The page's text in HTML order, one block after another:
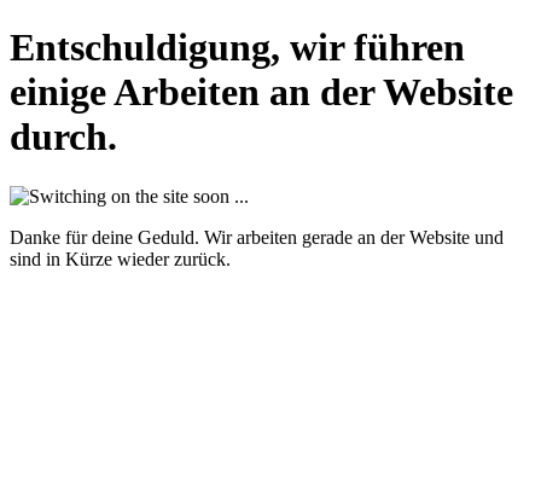
Entschuldigung, wir führen
einige Arbeiten an der Website
durch.
Danke für deine Geduld. Wir arbeiten gerade an der Website und
sind in Kürze wieder zurück.